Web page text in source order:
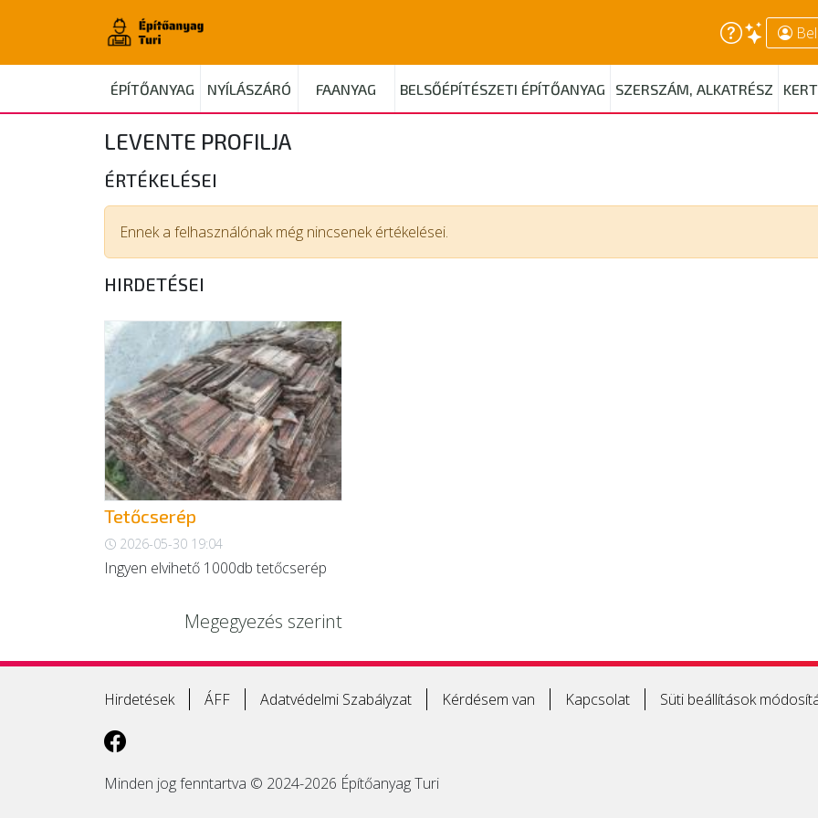
ÉPÍTŐANYAG NYÍLÁSZÁRÓ FAANYAG BELSŐÉPÍTÉSZETI ÉPÍTŐANYAG SZERSZÁM, ALKATRÉSZ
LEVENTE PROFILJA
ÉRTÉKELÉSEI
Ennek a felhasználónak még nincsenek értékelései.
HIRDETÉSEI
Tetőcserép
2026-05-30 19:04
Ingyen elvihető 1000db tetőcserép
Megegyezés szerint
Hirdetések ÁFF Adatvédelmi Szabályzat Kérdésem van Kapcsolat Süti beállítások
Minden jog fenntartva © 2024-2026 Építőanyag Turi